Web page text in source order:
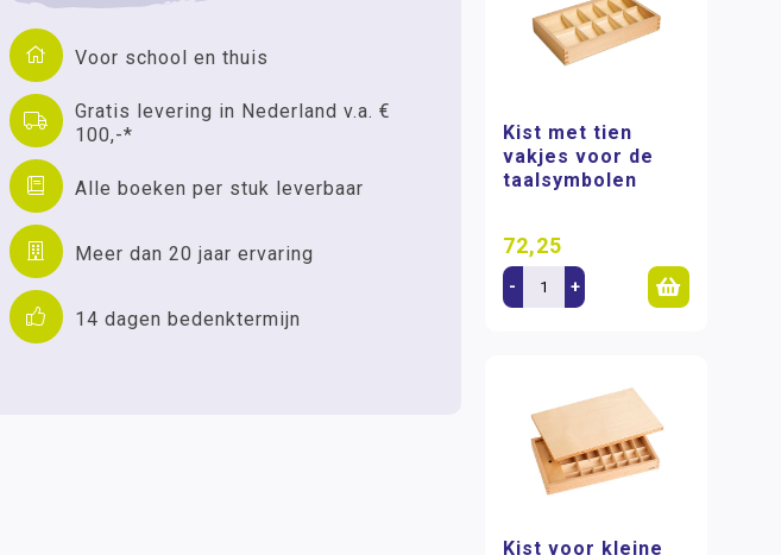
Voor school en thuis
Gratis levering in Nederland v.a. €
100,-*
Alle boeken per stuk leverbaar
Meer dan 20 jaar ervaring
14 dagen bedenktermijn
Kist met tien
vakjes voor de
taalsymbolen
72,25
- +
Kist voor kleine